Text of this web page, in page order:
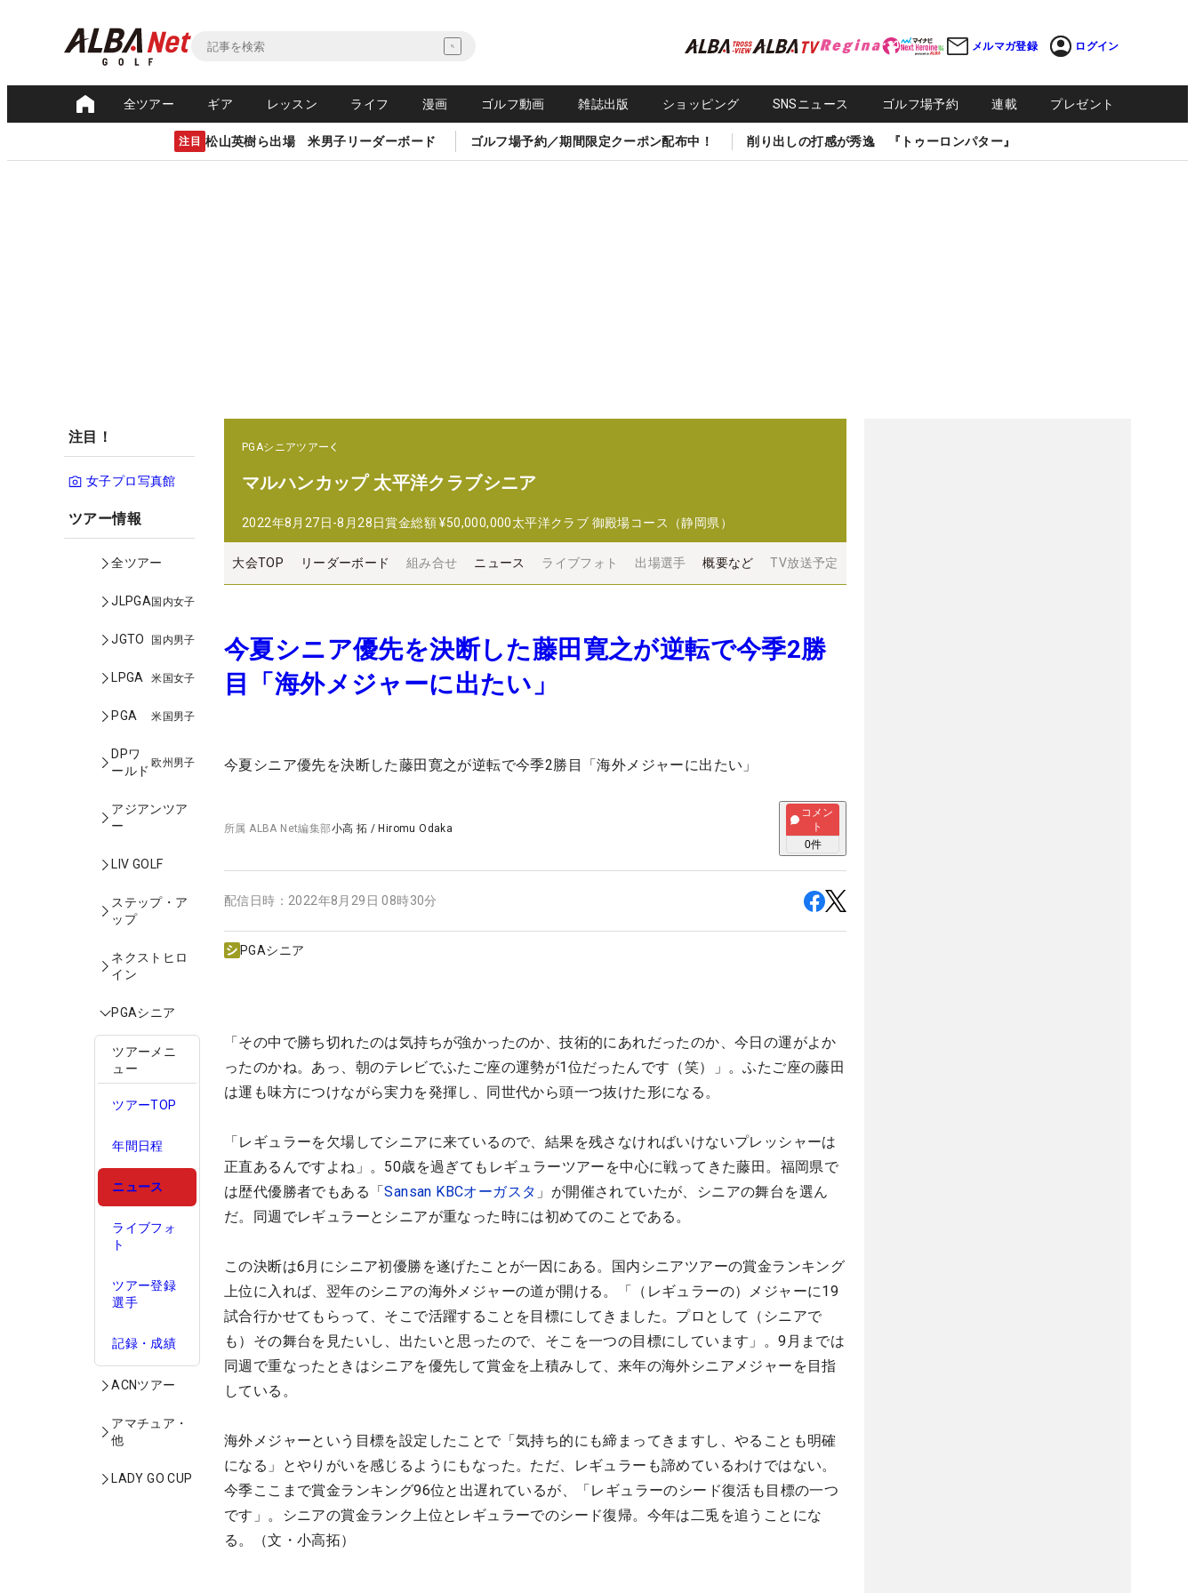
メルマガ登録 ログイン
全ツアー ギア レッスン ライフ 漫画 ゴルフ動画 雑誌出版 ショッピング SNSニュース ゴルフ場予約 連載 プレゼント
注目 松山英樹ら出場 米男子リーダーボード ゴルフ場予約／期間限定クーポン配布中！ 削り出しの打感が秀逸 『トゥーロンパター』
注目！
女子プロ写真館
ツアー情報
全ツアー
JLPGA国内女子
JGTO 国内男子
LPGA 米国女子
PGA 米国男子
DPワ
ールド
欧州男子
アジアンツア
ー
LIV GOLF
ステップ・ア
ップ
ネクストヒロ
イン
PGAシニア
ツアーメニ
ュー
ツアーTOP
年間日程
ニュース
ライブフォ
ト
ツアー登録
選手
記録・成績
ACNツアー
アマチュア・
他
LADY GO CUP
PGAシニアツアー
マルハンカップ 太平洋クラブシニア
2022年8月27日-8月28日賞金総額 ¥50,000,000太平洋クラブ 御殿場コース（静岡県）
大会TOP リーダーボード 組み合せ ニュース ライブフォト 出場選手 概要など TV放送予定
今夏シニア優先を決断した藤田寛之が逆転で今季2勝
目「海外メジャーに出たい」
今夏シニア優先を決断した藤田寛之が逆転で今季2勝目「海外メジャーに出たい」
所属ALBA Net編集部小高 拓 / Hiromu Odaka
コメン
ト
0件
配信日時： 2022年8月29日 08時30分
PGAシニア
「その中で勝ち切れたのは気持ちが強かったのか、技術的にあれだったのか、今日の運がよか
ったのかね。あっ、朝のテレビでふたご座の運勢が1位だったんです（笑）」。ふたご座の藤田
は運も味方につけながら実力を発揮し、同世代から頭一つ抜けた形になる。
「レギュラーを欠場してシニアに来ているので、結果を残さなければいけないプレッシャーは
正直あるんですよね」。50歳を過ぎてもレギュラーツアーを中心に戦ってきた藤田。福岡県で
は歴代優勝者でもある「Sansan KBCオーガスタ 」が開催されていたが、シニアの舞台を選ん
だ。同週でレギュラーとシニアが重なった時には初めてのことである。
この決断は6月にシニア初優勝を遂げたことが一因にある。国内シニアツアーの賞金ランキング
上位に入れば、翌年のシニアの海外メジャーの道が開ける。「（レギュラーの）メジャーに19
試合行かせてもらって、そこで活躍することを目標にしてきました。プロとして（シニアで
も）その舞台を見たいし、出たいと思ったので、そこを一つの目標にしています」。9月までは
同週で重なったときはシニアを優先して賞金を上積みして、来年の海外シニアメジャーを目指
している。
海外メジャーという目標を設定したことで「気持ち的にも締まってきますし、やることも明確
になる」とやりがいを感じるようにもなった。ただ、レギュラーも諦めているわけではない。
今季ここまで賞金ランキング96位と出遅れているが、「レギュラーのシード復活も目標の一つ
です」。シニアの賞金ランク上位とレギュラーでのシード復帰。今年は二兎を追うことにな
る。（文・小高拓）